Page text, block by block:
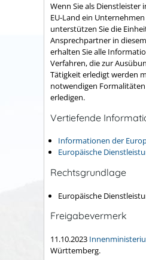
Wenn Sie als Dienstleister
EU-Land ein
unterstützen Sie die
Ansprechpartner in
erhalten Sie alle
Verfahren, die zur
Tätigkeit erledigt werden
notwendigen
erledigen.
Vertiefende
Informationen der
Europäische
Rechtsgrundlage
Europäische
Freigabevermerk
11.10.2023
Württemberg.